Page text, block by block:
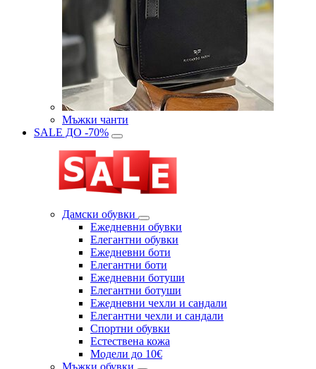
Мъжки чанти
SALE ДО -70%
Дамски обувки
Eжедневни обувки
Eлегантни обувки
Eжедневни боти
Eлегантни боти
Eжедневни ботуши
Eлегантни ботуши
Ежедневни чехли и сандали
Елегантни чехли и сандали
Спортни обувки
Естествена кожа
Модели до 10€